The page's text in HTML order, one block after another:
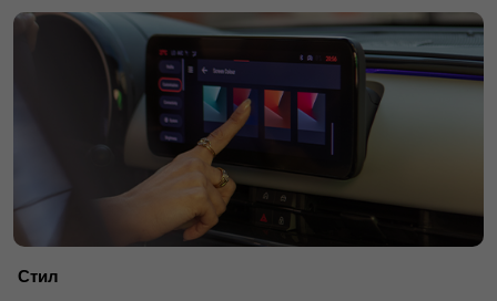
Стил